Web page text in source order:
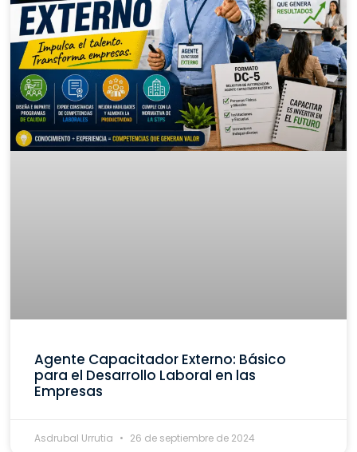
Agente Capacitador Externo: Básico
para el Desarrollo Laboral en las
Empresas
Asdrubal Urrutia 26 de septiembre de 2024